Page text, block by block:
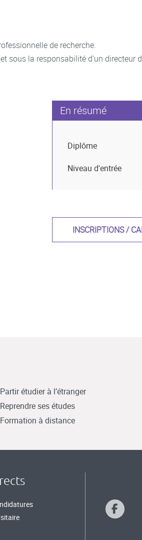
de recherche.
sous la responsabilité d’un directeur
En résumé
Diplôme
Niveau d'entrée
INSCRIPTIONS /
Partir étudier à l’étranger
Reprendre ses études
Formation à distance